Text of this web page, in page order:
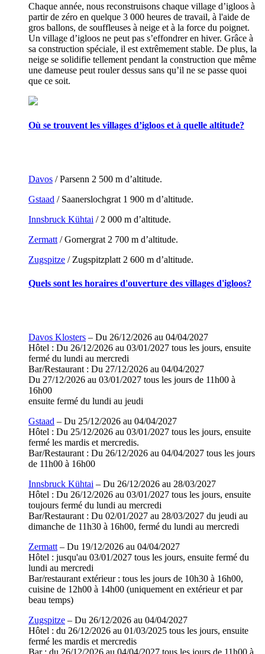
Chaque année, nous reconstruisons chaque village d’igloos à
partir de zéro en quelque 3 000 heures de travail, à l'aide de
gros ballons, de souffleuses à neige et à la force du poignet.
Un village d’igloos ne peut pas s’effondrer en hiver. Grâce à
sa construction spéciale, il est extrêmement stable. De plus, la
neige se solidifie tellement pendant la construction que même
une dameuse peut rouler dessus sans qu’il ne se passe quoi
que ce soit.
Où se trouvent les villages d’igloos et à quelle altitude?
Davos / Parsenn 2 500 m d’altitude.
Gstaad / Saanerslochgrat 1 900 m d’altitude.
Innsbruck Kühtai / 2 000 m d’altitude.
Zermatt/ Gornergrat 2 700 m d’altitude.
Zugspitze / Zugspitzplatt 2 600 m d’altitude.
Quels sont les horaires d'ouverture des villages d'igloos?
Davos Klosters – Du 26/12/2026 au 04/04/2027
Hôtel : Du 26/12/2026 au 03/01/2027 tous les jours, ensuite
fermé du lundi au mercredi
Bar/Restaurant : Du 27/12/2026 au 04/04/2027
Du 27/12/2026 au 03/01/2027 tous les jours de 11h00 à
16h00
ensuite fermé du lundi au jeudi
Gstaad – Du 25/12/2026 au 04/04/2027
Hôtel : Du 25/12/2026 au 03/01/2027 tous les jours, ensuite
fermé les mardis et mercredis.
Bar/Restaurant : Du 26/12/2026 au 04/04/2027 tous les jours
de 11h00 à 16h00
Innsbruck Kühtai – Du 26/12/2026 au 28/03/2027
Hôtel : Du 26/12/2026 au 03/01/2027 tous les jours, ensuite
toujours fermé du lundi au mercredi
Bar/Restaurant : Du 02/01/2027 au 28/03/2027 du jeudi au
dimanche de 11h30 à 16h00, fermé du lundi au mercredi
Zermatt – Du 19/12/2026 au 04/04/2027
Hôtel : jusqu'au 03/01/2027 tous les jours, ensuite fermé du
lundi au mercredi
Bar/restaurant extérieur : tous les jours de 10h30 à 16h00,
cuisine de 12h00 à 14h00 (uniquement en extérieur et par
beau temps)
Zugspitze – Du 26/12/2026 au 04/04/2027
Hôtel : du 26/12/2026 au 01/03/2025 tous les jours, ensuite
fermé les mardis et mercredis
Bar : du 26/12/2026 au 04/04/2027 tous les jours de 11h00 à